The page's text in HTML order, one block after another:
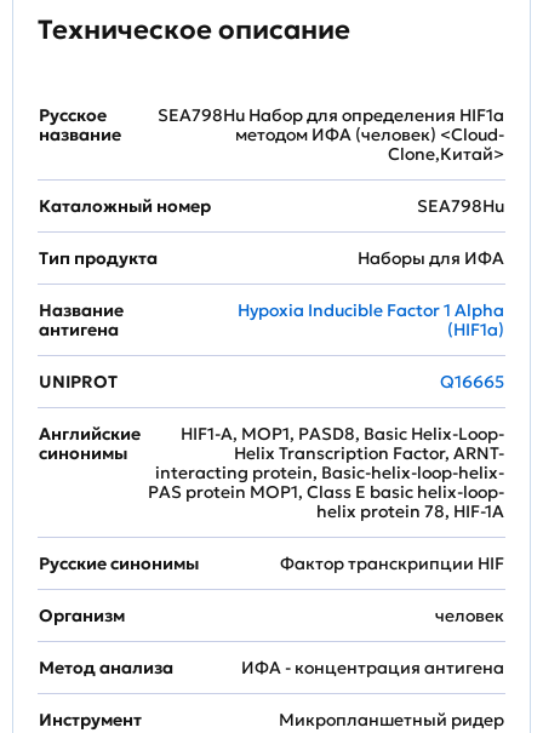
Техническое описание
Русское
название
SEA798Hu Набор для определения HIF1a
методом ИФА (человек) <Cloud-
Clone,Китай>
Каталожный номер SEA798Hu
Тип продукта Наборы для ИФА
Название
антигена
Hypoxia Inducible Factor 1 Alpha
(HIF1a)
UNIPROT Q16665
Английские
синонимы
HIF1-A, MOP1, PASD8, Basic Helix-Loop-
Helix Transcription Factor, ARNT-
interacting protein, Basic-helix-loop-helix-
PAS protein MOP1, Class E basic helix-loop-
helix protein 78, HIF-1A
Русские синонимы Фактор транскрипции HIF
Организм человек
Метод анализа ИФА - концентрация антигена
Инструмент Микропланшетный ридер